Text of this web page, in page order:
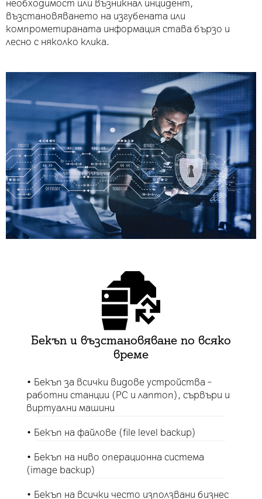
необходимост или възникнал инцидент,
възстановяването на изгубената или
компрометираната информация става бързо и
лесно с няколко клика.
Бекъп и възстановяване по всяко
време
• Бекъп за всички видове устройства –
работни станции (PC и лаптоп), сървъри и
виртуални машини
• Бекъп на файлове (file level backup)
• Бекъп на ниво операционна система
(image backup)
• Бекъп на всички често използвани бизнес